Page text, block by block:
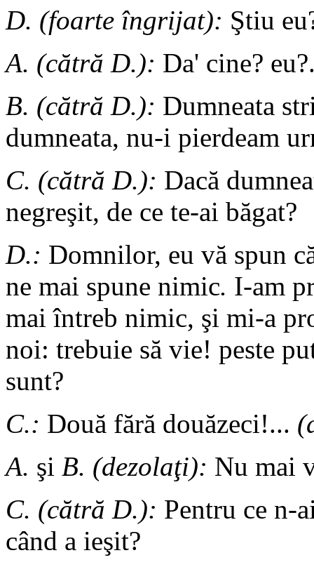
D. (foarte îngrijat): Ştiu
A. (cătră D.): Da' cine?
B. (cătră D.): Dumneata
dumneata, nu-i pierdeam
C. (cătră D.): Dacă
negreşit, de ce te-ai băgat?
D.: Domnilor, eu vă spun
ne mai spune nimic. I-am
mai întreb nimic, şi mi-a
noi: trebuie să vie! peste
sunt?
C.: Două fără douăzeci!...
A. şi B. (dezolaţi): Nu mai
C. (cătră D.): Pentru ce n-
când a ieşit?